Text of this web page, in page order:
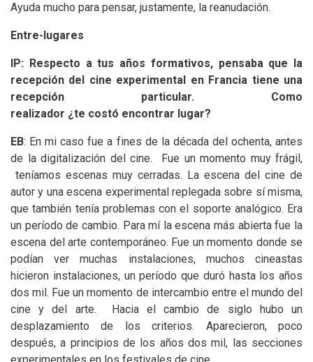
Ayuda mucho para pensar, justamente, la reanudación.
Entre-lugares
IP: Respecto a tus años formativos, pensaba que la
recepción del cine experimental en Francia tiene una
recepción particular. Como
realizador ¿te costó encontrar lugar?
EB: En mi caso fue a fines de la década del ochenta, antes
de la digitalización del cine. Fue un momento muy frágil,
teníamos escenas muy cerradas. La escena del cine de
autor y una escena experimental replegada sobre sí misma,
que también tenía problemas con el soporte analógico. Era
un período de cambio. Para mí la escena más abierta fue la
escena del arte contemporáneo. Fue un momento donde se
podían ver muchas instalaciones, muchos cineastas
hicieron instalaciones, un período que duró hasta los años
dos mil. Fue un momento de intercambio entre el mundo del
cine y del arte. Hacia el cambio de siglo hubo un
desplazamiento de los criterios. Aparecieron, poco
después, a principios de los años dos mil, las secciones